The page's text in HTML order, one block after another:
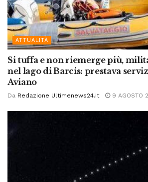
ATTUALITÀ
Si tuffa e non riemerge più,
nel lago di Barcis: prestava
Aviano
Da Redazione Ultimenews24.it 9 AGOSTO